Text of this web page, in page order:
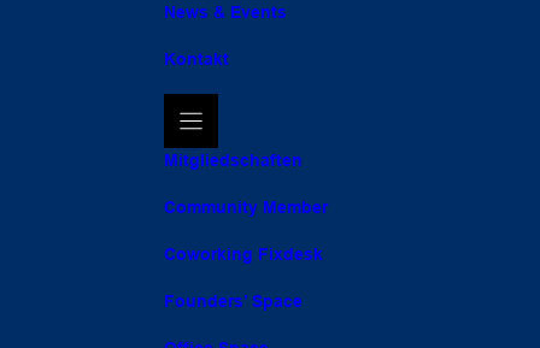
News & Events
Kontakt
Mitgliedschaften
Community Member
Coworking Fixdesk
Founders’ Space